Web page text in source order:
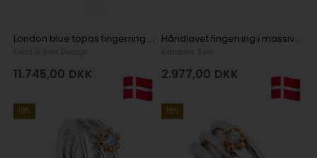
London blue topas fingerring i 14 kt guld med brillanter
11.745,00 DKK
Håndlavet fingerring i massiv sølv med Zirconia i guldfatning - 12 mm
2.977,00 DKK
19% 19%